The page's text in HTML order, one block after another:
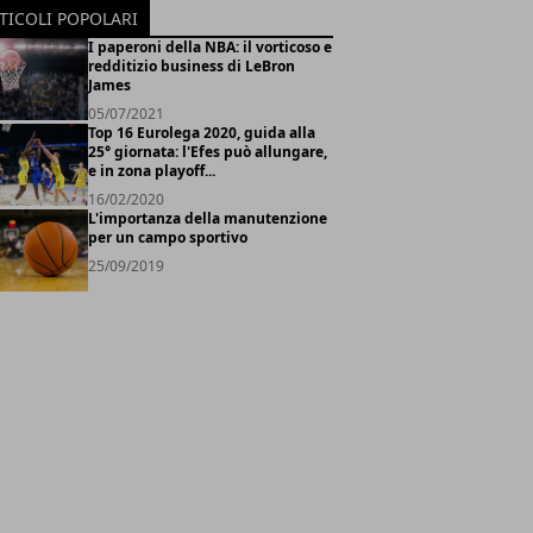
POPOLARI
I paperoni della NBA: il vorticoso e
redditizio business di LeBron
James
05/07/2021
Top 16 Eurolega 2020, guida alla
25° giornata: l'Efes può allungare,
e in zona playoff...
16/02/2020
L'importanza della manutenzione
per un campo sportivo
25/09/2019